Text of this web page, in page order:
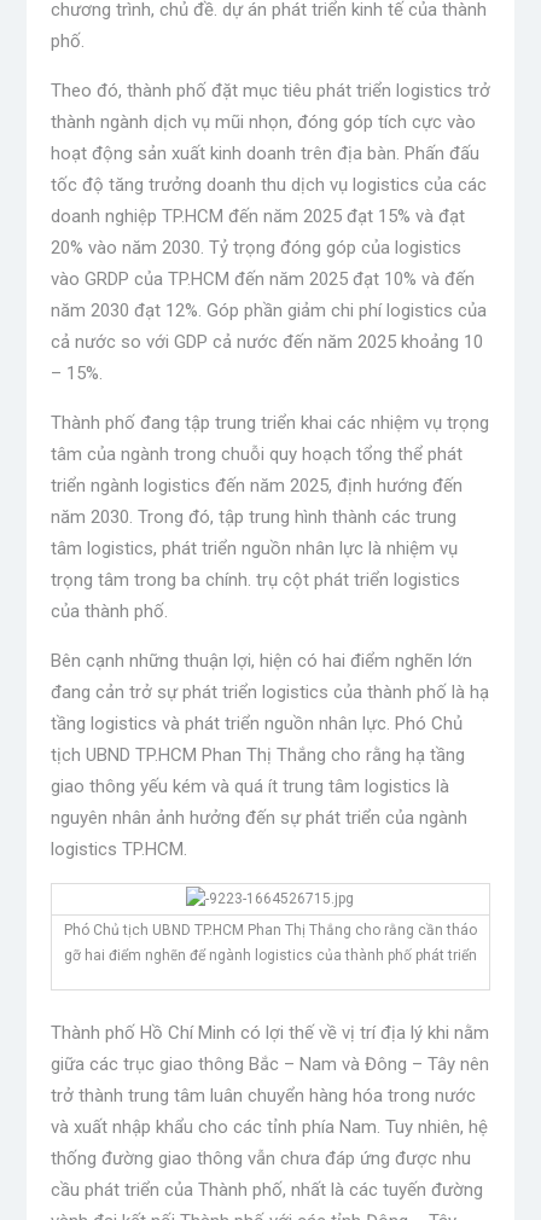
chương trình, chủ đề. dự án phát triển kinh tế của thành
phố.
Theo đó, thành phố đặt mục tiêu phát triển logistics trở
thành ngành dịch vụ mũi nhọn, đóng góp tích cực vào
hoạt động sản xuất kinh doanh trên địa bàn. Phấn đấu
tốc độ tăng trưởng doanh thu dịch vụ logistics của các
doanh nghiệp TP.HCM đến năm 2025 đạt 15% và đạt
20% vào năm 2030. Tỷ trọng đóng góp của logistics
vào GRDP của TP.HCM đến năm 2025 đạt 10% và đến
năm 2030 đạt 12%. Góp phần giảm chi phí logistics của
cả nước so với GDP cả nước đến năm 2025 khoảng 10
– 15%.
Thành phố đang tập trung triển khai các nhiệm vụ trọng
tâm của ngành trong chuỗi quy hoạch tổng thể phát
triển ngành logistics đến năm 2025, định hướng đến
năm 2030. Trong đó, tập trung hình thành các trung
tâm logistics, phát triển nguồn nhân lực là nhiệm vụ
trọng tâm trong ba chính. trụ cột phát triển logistics
của thành phố.
Bên cạnh những thuận lợi, hiện có hai điểm nghẽn lớn
đang cản trở sự phát triển logistics của thành phố là hạ
tầng logistics và phát triển nguồn nhân lực. Phó Chủ
tịch UBND TP.HCM Phan Thị Thắng cho rằng hạ tầng
giao thông yếu kém và quá ít trung tâm logistics là
nguyên nhân ảnh hưởng đến sự phát triển của ngành
logistics TP.HCM.
Phó Chủ tịch UBND TP.HCM Phan Thị Thắng cho rằng cần tháo
gỡ hai điểm nghẽn để ngành logistics của thành phố phát triển
Thành phố Hồ Chí Minh có lợi thế về vị trí địa lý khi nằm
giữa các trục giao thông Bắc – Nam và Đông – Tây nên
trở thành trung tâm luân chuyển hàng hóa trong nước
và xuất nhập khẩu cho các tỉnh phía Nam. Tuy nhiên, hệ
thống đường giao thông vẫn chưa đáp ứng được nhu
cầu phát triển của Thành phố, nhất là các tuyến đường